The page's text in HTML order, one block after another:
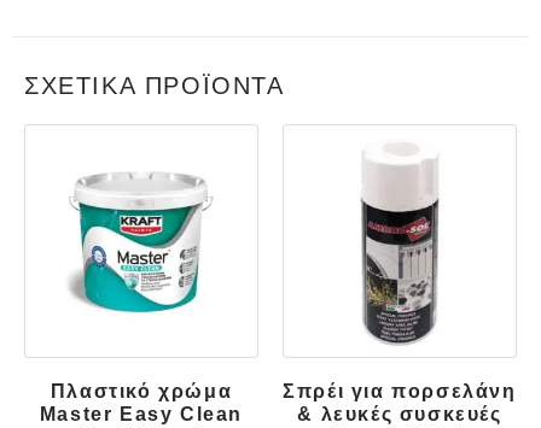
ΣΧΕΤΙΚΆ ΠΡΟΪΌΝΤΑ
Πλαστικό χρώμα
Master Easy Clean
Σπρέι για πορσελάνη
& λευκές συσκευές